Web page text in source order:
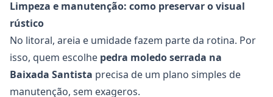
Limpeza e manutenção: como preservar o visual
rústico
No litoral, areia e umidade fazem parte da rotina. Por
isso, quem escolhe pedra moledo serrada na
Baixada Santista precisa de um plano simples de
manutenção, sem exageros.